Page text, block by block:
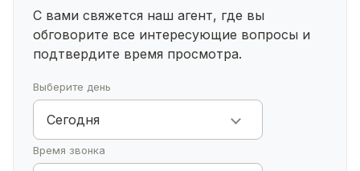
консультация бесплатно
С вами свяжется наш агент, где вы
обговорите все интересующие вопросы и
подтвердите время просмотра.
Выберите день
Сегодня
Время звонка